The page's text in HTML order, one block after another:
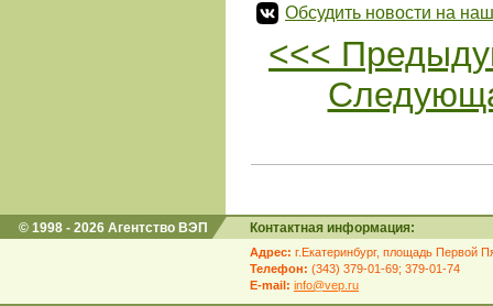
Обсудить новости на
<<<
© 1998 - 2026 Агентство ВЭП Контактная информация:
Адрес: г.Екатеринбург, площадь Первой
Телефон: (343) 379-01-69; 379-01-74
E-mail: info@vep.ru